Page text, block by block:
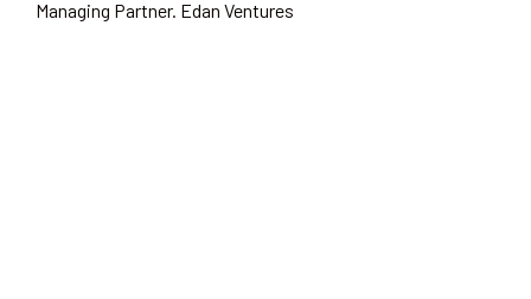
Managing Partner. Edan Ventures